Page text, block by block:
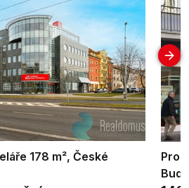
178 m², České